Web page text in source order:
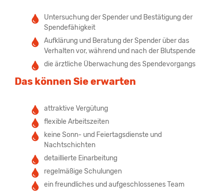
Untersuchung der Spender und Bestätigung der
Spendefähigkeit
Aufklärung und Beratung der Spender über das
Verhalten vor, während und nach der Blutspende
die ärztliche Überwachung des Spendevorgangs
Das können Sie erwarten
attraktive Vergütung
flexible Arbeitszeiten
keine Sonn- und Feiertagsdienste und
Nachtschichten
detaillierte Einarbeitung
regelmäßige Schulungen
ein freundliches und aufgeschlossenes Team